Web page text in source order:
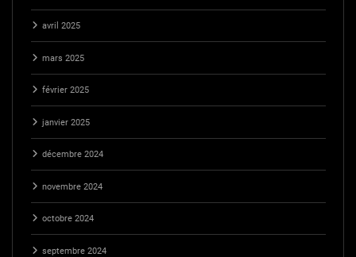
avril 2025
mars 2025
février 2025
janvier 2025
décembre 2024
novembre 2024
octobre 2024
septembre 2024